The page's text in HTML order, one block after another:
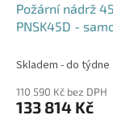
Požární nádrž
PNSK45D -
Skladem - do týdne
110 590 Kč bez DPH
133 814 Kč